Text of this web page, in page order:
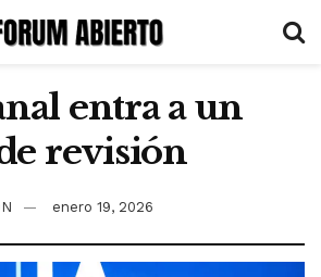
entra a un
revisión
enero 19, 2026